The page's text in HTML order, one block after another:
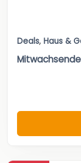
Deals, Haus &